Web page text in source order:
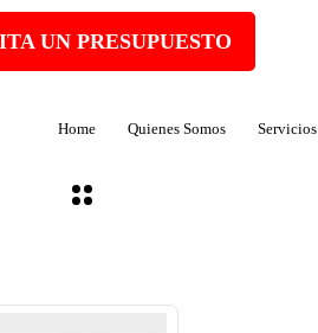
UN PRESUPUESTO
Home Quienes Somos Servicios